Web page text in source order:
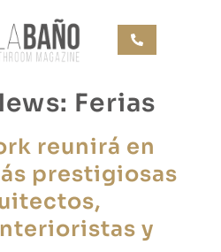
Ferias
reunirá en
prestigiosas
y